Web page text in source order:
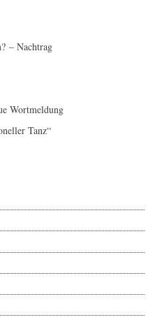
– Nachtrag
Wortmeldung
Tanz“